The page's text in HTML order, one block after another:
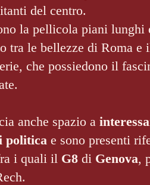
del centro.
la pellicola piani lunghi
tra le bellezze di Roma e
che possiedono il
anche spazio a
politica e sono presenti
i quali il G8 di Genova,